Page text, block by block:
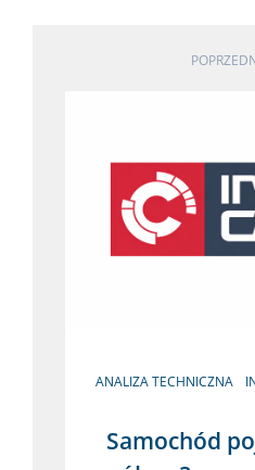
ANALIZA TECHNICZNA
Samochód